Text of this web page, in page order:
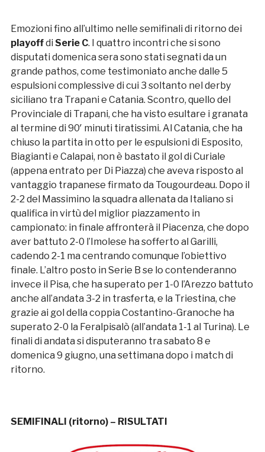
Emozioni fino all’ultimo nelle semifinali di ritorno dei
playoffdi Serie C. I quattro incontri che si sono
disputati domenica sera sono stati segnati da un
grande pathos, come testimoniato anche dalle 5
espulsioni complessive di cui 3 soltanto nel derby
siciliano tra Trapani e Catania. Scontro, quello del
Provinciale di Trapani, che ha visto esultare i granata
al termine di 90′ minuti tiratissimi. Al Catania, che ha
chiuso la partita in otto per le espulsioni di Esposito,
Biagianti e Calapai, non è bastato il gol di Curiale
(appena entrato per Di Piazza) che aveva risposto al
vantaggio trapanese firmato da Tougourdeau. Dopo il
2-2 del Massimino la squadra allenata da Italiano si
qualifica in virtù del miglior piazzamento in
campionato: in finale affronterà il Piacenza, che dopo
aver battuto 2-0 l’Imolese ha sofferto al Garilli,
cadendo 2-1 ma centrando comunque l’obiettivo
finale. L’altro posto in Serie B se lo contenderanno
invece il Pisa, che ha superato per 1-0 l’Arezzo battuto
anche all’andata 3-2 in trasferta, e la Triestina, che
grazie ai gol della coppia Costantino-Granoche ha
superato 2-0 la Feralpisalò (all’andata 1-1 al Turina). Le
finali di andata si disputeranno tra sabato 8 e
domenica 9 giugno, una settimana dopo i match di
ritorno.
SEMIFINALI (ritorno) – RISULTATI